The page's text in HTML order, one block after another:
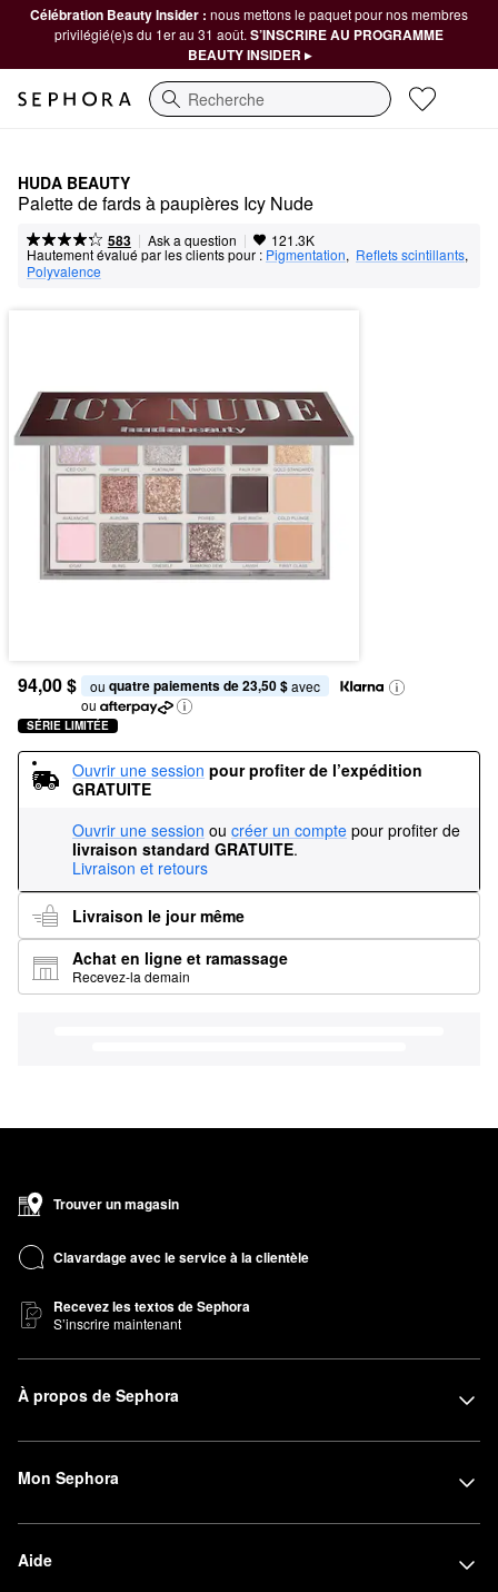
Célébration Beauty Insider : nous mettons le paquet pour nos membres
privilégié(e)s du 1er au 31 août. S’INSCRIRE AU PROGRAMME
BEAUTY INSIDER ▸
Recherche
HUDA BEAUTY
Palette de fards à paupières Icy Nude
583 | Ask a question | 121.3K
Hautement évalué par les clients pour : Pigmentation, Reflets scintillants
Polyvalence
94,00 $ ou quatre paiements de 23,50 $ avec
ou
SÉRIE LIMITÉE
Ouvrir une session pour profiter de l’expédition
GRATUITE
Ouvrir une session ou créer un compte pour profiter de
livraison standard GRATUITE.
Livraison et retours
Livraison le jour même
Achat en ligne et ramassage
Recevez-la demain
Trouver un magasin
Clavardage avec le service à la clientèle
Recevez les textos de Sephora
S’inscrire maintenant
À propos de Sephora
Mon Sephora
Aide